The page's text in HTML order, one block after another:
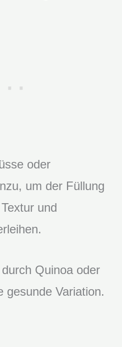
oder
um der Füllung
und
Quinoa oder
gesunde Variation.